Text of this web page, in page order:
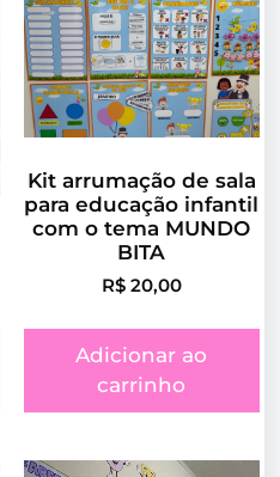
Kit arrumação de sala
para educação infantil
com o tema MUNDO
BITA
R$20,00
Adicionar ao
carrinho